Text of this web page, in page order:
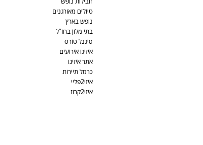
טיולים מאורגנים
נופש בארץ
בתי מלון בחו”ל
סיגנל טורס
איזיגו אירועים
אתר איזיגו
כרמל תיירות
איזי2פליי
איזי2קרוז